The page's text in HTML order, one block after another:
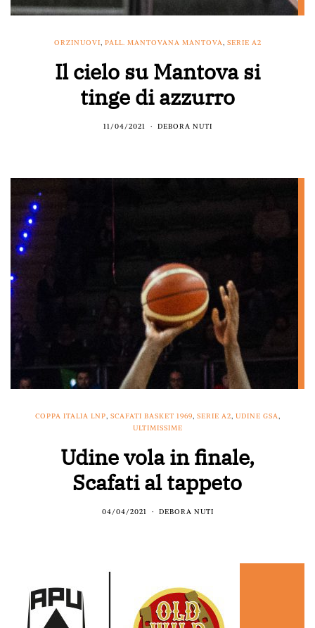
ORZINUOVI, PALL. MANTOVANA MANTOVA, SERIE A2
Il cielo su Mantova si
tinge di azzurro
11/04/2021 DEBORA NUTI
COPPA ITALIA LNP, SCAFATI BASKET 1969, SERIE A2, UDINE GSA,
ULTIMISSIME
Udine vola in finale,
Scafati al tappeto
04/04/2021 DEBORA NUTI